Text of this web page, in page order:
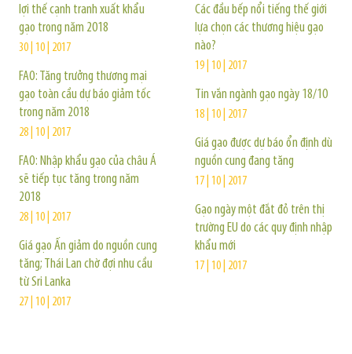
lợi thế cạnh tranh xuất khẩu
gạo trong năm 2018
30 | 10 | 2017
FAO: Tăng trưởng thương mại
gạo toàn cầu dự báo giảm tốc
trong năm 2018
28 | 10 | 2017
FAO: Nhập khẩu gạo của châu Á
sẽ tiếp tục tăng trong năm
2018
28 | 10 | 2017
Giá gạo Ấn giảm do nguồn cung
tăng; Thái Lan chờ đợi nhu cầu
từ Sri Lanka
27 | 10 | 2017
Các đầu bếp nổi tiếng thế giới
lựa chọn các thương hiệu gạo
nào?
19 | 10 | 2017
Tin vắn ngành gạo ngày 18/10
18 | 10 | 2017
Giá gạo được dự báo ổn định dù
nguồn cung đang tăng
17 | 10 | 2017
Gạo ngày một đắt đỏ trên thị
trường EU do các quy định nhập
khẩu mới
17 | 10 | 2017